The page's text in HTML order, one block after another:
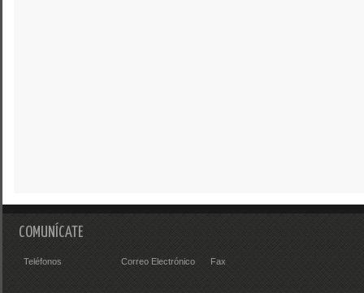
COMUNÍCATE
Teléfonos Correo Electrónico Fax